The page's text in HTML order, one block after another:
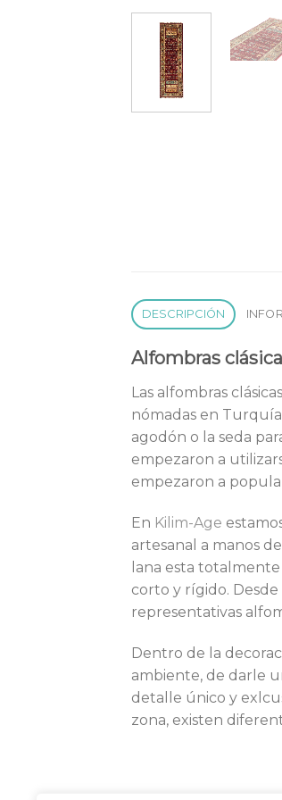
DESCRIPCIÓN
Alfombras
Las alfombras
nómadas en
agodón o la seda
empezaron a
empezaron a
En Kilim-Age
artesanal a manos
lana esta
corto y rígido.
representativas
Dentro de la
ambiente, de darle
detalle único y
zona, existen